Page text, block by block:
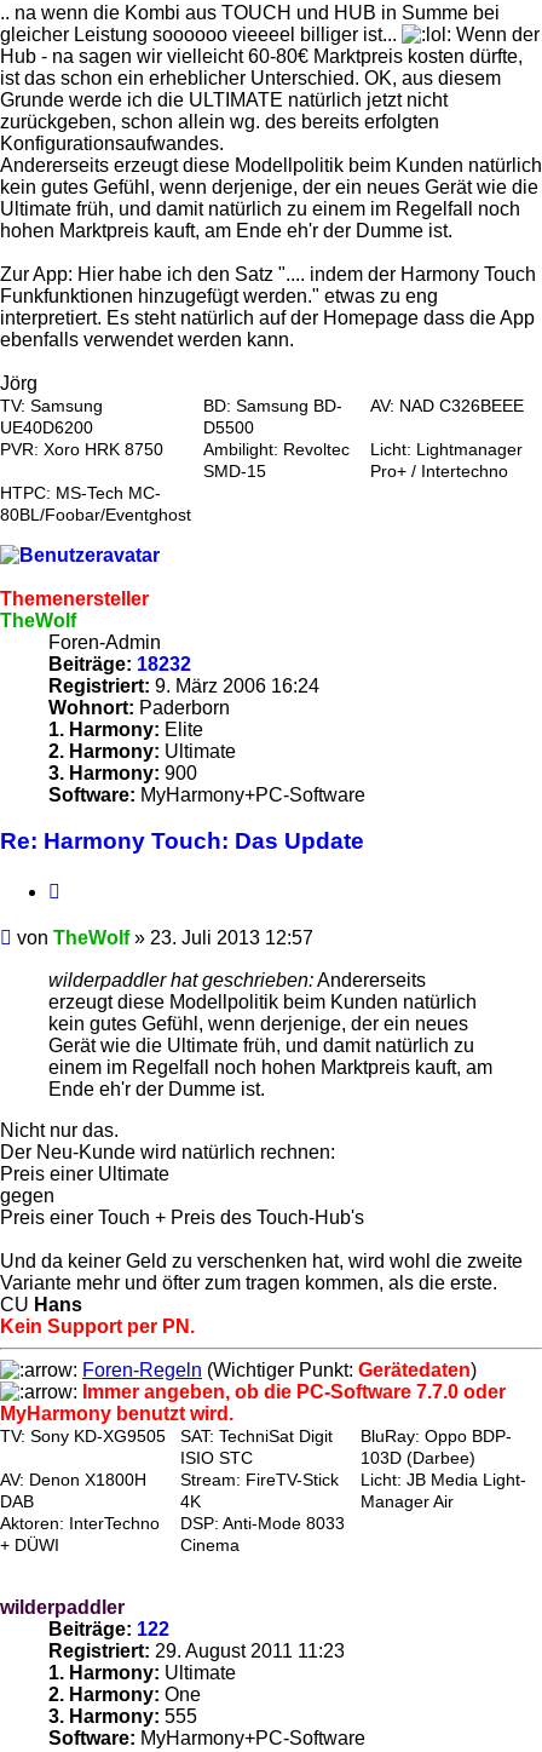
.. na wenn die Kombi aus TOUCH und HUB in Summe bei
gleicher Leistung soooooo vieeeel billiger ist...
Wenn der
Hub - na sagen wir vielleicht 60-80€ Marktpreis kosten dürfte,
ist das schon ein erheblicher Unterschied. OK, aus diesem
Grunde werde ich die ULTIMATE natürlich jetzt nicht
zurückgeben, schon allein wg. des bereits erfolgten
Konfigurationsaufwandes.
Andererseits erzeugt diese Modellpolitik beim Kunden natürlich
kein gutes Gefühl, wenn derjenige, der ein neues Gerät wie die
Ultimate früh, und damit natürlich zu einem im Regelfall noch
hohen Marktpreis kauft, am Ende eh'r der Dumme ist.
Zur App: Hier habe ich den Satz ".... indem der Harmony Touch
Funkfunktionen hinzugefügt werden." etwas zu eng
interpretiert. Es steht natürlich auf der Homepage dass die App
ebenfalls verwendet werden kann.
Jörg
TV: Samsung
UE40D6200
BD: Samsung BD-
D5500
AV: NAD C326BEEE
PVR: Xoro HRK 8750
Ambilight: Revoltec
SMD-15
Licht: Lightmanager
Pro+ / Intertechno
HTPC: MS-Tech MC-
80BL/Foobar/Eventghost
Themenersteller
TheWolf
Foren-Admin
Beiträge: 18232
Registriert: 9. März 2006 16:24
Wohnort: Paderborn
1. Harmony: Elite
2. Harmony: Ultimate
3. Harmony: 900
Software: MyHarmony+PC-Software
Re: Harmony Touch: Das Update
Beitrag
von TheWolf» 23. Juli 2013 12:57
wilderpaddler hat geschrieben:Andererseits
erzeugt diese Modellpolitik beim Kunden natürlich
kein gutes Gefühl, wenn derjenige, der ein neues
Gerät wie die Ultimate früh, und damit natürlich zu
einem im Regelfall noch hohen Marktpreis kauft, am
Ende eh'r der Dumme ist.
Nicht nur das.
Der Neu-Kunde wird natürlich rechnen:
Preis einer Ultimate
gegen
Preis einer Touch + Preis des Touch-Hub's
Und da keiner Geld zu verschenken hat, wird wohl die zweite
Variante mehr und öfter zum tragen kommen, als die erste.
CU Hans
Kein Support per PN.
Foren-Regeln (Wichtiger Punkt: Gerätedaten)
Immer angeben, ob die PC-Software 7.7.0 oder
MyHarmony benutzt wird.
TV: Sony KD-XG9505
SAT: TechniSat Digit
ISIO STC
BluRay: Oppo BDP-
103D (Darbee)
AV: Denon X1800H
DAB
Stream: FireTV-Stick
4K
Licht: JB Media Light-
Manager Air
Aktoren: InterTechno
+ DÜWI
DSP: Anti-Mode 8033
Cinema
wilderpaddler
Beiträge: 122
Registriert: 29. August 2011 11:23
1. Harmony: Ultimate
2. Harmony: One
3. Harmony: 555
Software: MyHarmony+PC-Software